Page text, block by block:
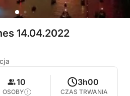
14.04.2022
10
OSOBY
3h00
CZAS TRWANIA